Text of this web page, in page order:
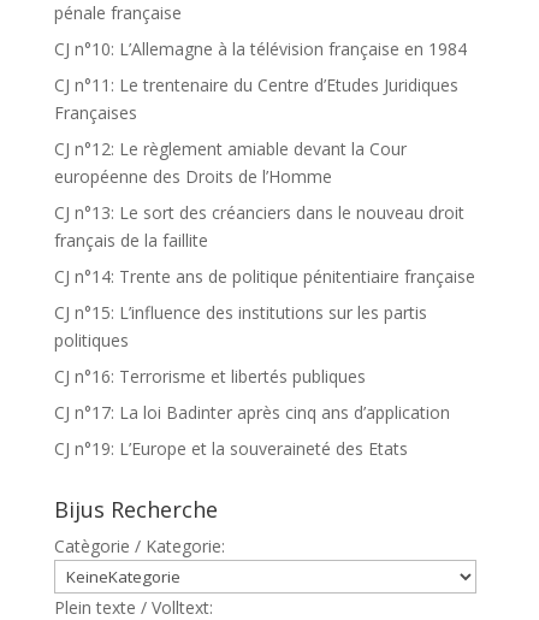
pénale française
CJ n°10: L’Allemagne à la télévision française en 1984
CJ n°11: Le trentenaire du Centre d’Etudes Juridiques
Françaises
CJ n°12: Le règlement amiable devant la Cour
européenne des Droits de l’Homme
CJ n°13: Le sort des créanciers dans le nouveau droit
français de la faillite
CJ n°14: Trente ans de politique pénitentiaire française
CJ n°15: L’influence des institutions sur les partis
politiques
CJ n°16: Terrorisme et libertés publiques
CJ n°17: La loi Badinter après cinq ans d’application
CJ n°19: L’Europe et la souveraineté des Etats
Bijus Recherche
Catègorie / Kategorie:
Plein texte / Volltext: